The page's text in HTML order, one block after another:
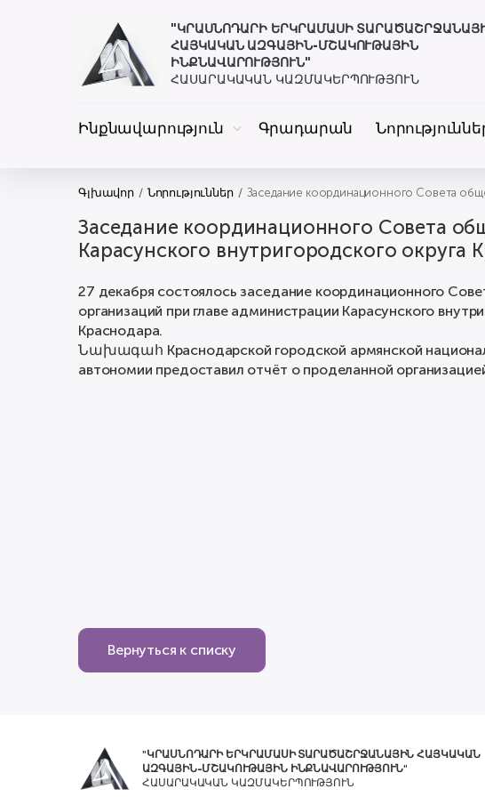
"ԿՐԱՍՆՈԴԱՐԻ ԵՐԿՐԱՄԱՍԻ
ՀԱՅԿԱԿԱՆ ԱԶԳԱՅԻՆ-ՄՇԱԿՈՒԹԱՅԻՆ
ԻՆՔՆԱՎԱՐՈՒԹՅՈՒՆ"
ՀԱՍԱՐԱԿԱԿԱՆ ԿԱԶՄԱԿԵՐՊՈՒԹՅՈՒՆ
Ինքնավարություն Գրադարան
Գլխավոր Նորություններ Заседание координационного Совета
Заседание координационного Совета
Карасунского внутригородского округа
27 декабря состоялось заседание координационного
организаций при главе администрации Карасунского
Краснодара.
Նախագահ Краснодарской городской армянской
автономии предоставил отчёт о проделанной
Вернуться к списку
"ԿՐԱՍՆՈԴԱՐԻ ԵՐԿՐԱՄԱՍԻ ՏԱՐԱԾԱՇՐՋԱՆԱՅԻՆ ՀԱՅԿԱԿԱՆ
ԱԶԳԱՅԻՆ-ՄՇԱԿՈՒԹԱՅԻՆ ԻՆՔՆԱՎԱՐՈՒԹՅՈՒՆ"
ՀԱՍԱՐԱԿԱԿԱՆ ԿԱԶՄԱԿԵՐՊՈՒԹՅՈՒՆ